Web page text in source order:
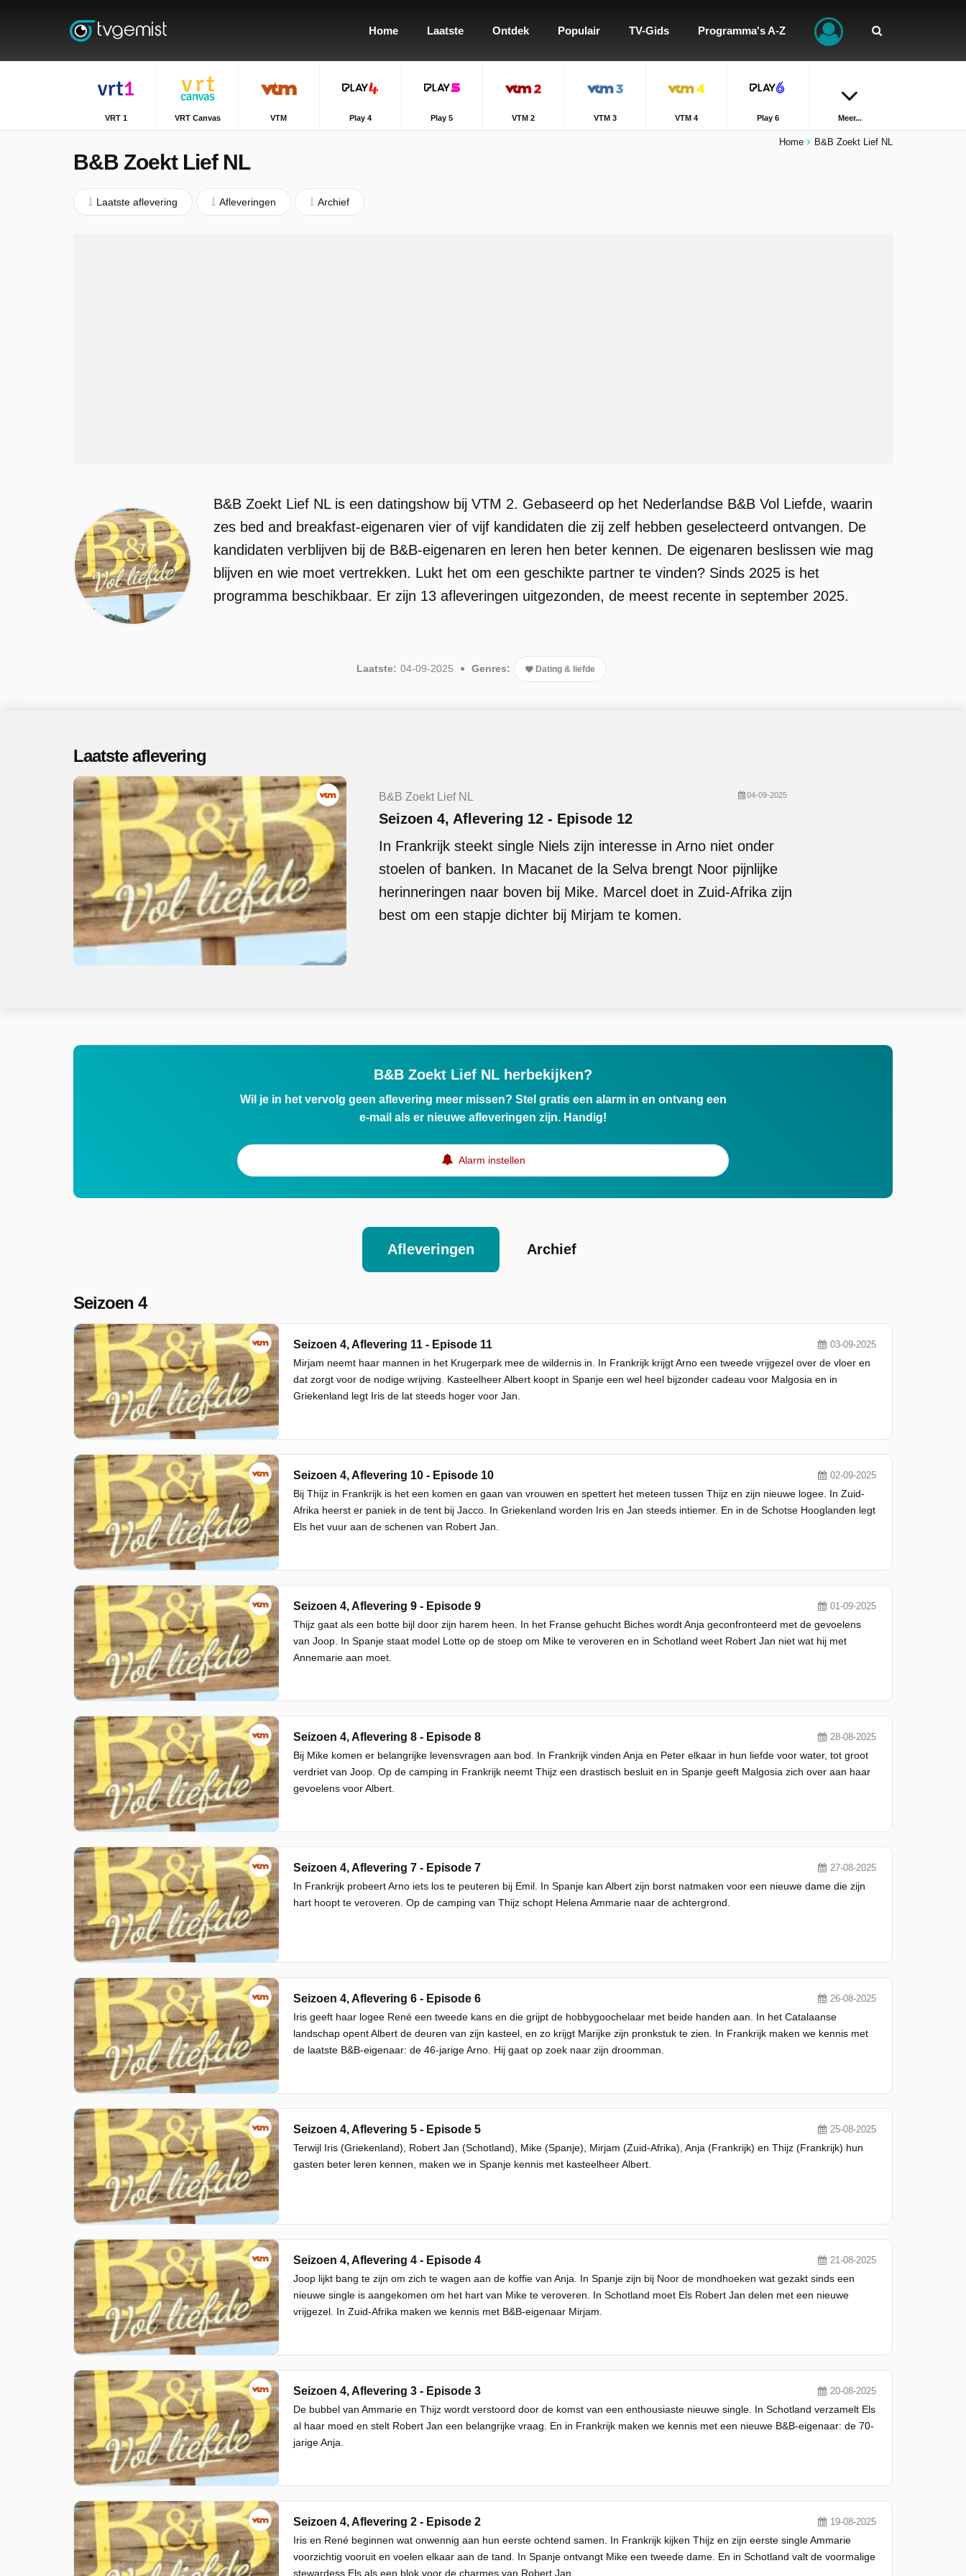
Home Laatste Ontdek Populair TV-Gids Programma's A-Z
VRT 1 VRT Canvas VTM Play 4 Play 5 VTM 2 VTM 3 VTM 4 Play 6 Meer...
Home B&B Zoekt Lief NL
B&B Zoekt Lief NL
Laatste aflevering Afleveringen Archief
B&B Zoekt Lief NL is een datingshow bij VTM 2. Gebaseerd op het Nederlandse B&B Vol Liefde, waarin
zes bed and breakfast-eigenaren vier of vijf kandidaten die zij zelf hebben geselecteerd ontvangen. De
kandidaten verblijven bij de B&B-eigenaren en leren hen beter kennen. De eigenaren beslissen wie mag
blijven en wie moet vertrekken. Lukt het om een geschikte partner te vinden? Sinds 2025 is het
programma beschikbaar. Er zijn 13 afleveringen uitgezonden, de meest recente in september 2025.
Laatste: 04-09-2025 Genres: Dating & liefde
Laatste aflevering
B&B Zoekt Lief NL 04-09-2025
Seizoen 4, Aflevering 12 - Episode 12
In Frankrijk steekt single Niels zijn interesse in Arno niet onder
stoelen of banken. In Macanet de la Selva brengt Noor pijnlijke
herinneringen naar boven bij Mike. Marcel doet in Zuid-Afrika zijn
best om een stapje dichter bij Mirjam te komen.
B&B Zoekt Lief NL herbekijken?
Wil je in het vervolg geen aflevering meer missen? Stel gratis een alarm in en ontvang een
e-mail als er nieuwe afleveringen zijn. Handig!
Alarm instellen
Afleveringen Archief
Seizoen 4
Seizoen 4, Aflevering 11 - Episode 11 03-09-2025
Mirjam neemt haar mannen in het Krugerpark mee de wildernis in. In Frankrijk krijgt Arno een tweede vrijgezel over de vloer en
dat zorgt voor de nodige wrijving. Kasteelheer Albert koopt in Spanje een wel heel bijzonder cadeau voor Malgosia en in
Griekenland legt Iris de lat steeds hoger voor Jan.
Seizoen 4, Aflevering 10 - Episode 10 02-09-2025
Bij Thijz in Frankrijk is het een komen en gaan van vrouwen en spettert het meteen tussen Thijz en zijn nieuwe logee. In Zuid-
Afrika heerst er paniek in de tent bij Jacco. In Griekenland worden Iris en Jan steeds intiemer. En in de Schotse Hooglanden legt
Els het vuur aan de schenen van Robert Jan.
Seizoen 4, Aflevering 9 - Episode 9 01-09-2025
Thijz gaat als een botte bijl door zijn harem heen. In het Franse gehucht Biches wordt Anja geconfronteerd met de gevoelens
van Joop. In Spanje staat model Lotte op de stoep om Mike te veroveren en in Schotland weet Robert Jan niet wat hij met
Annemarie aan moet.
Seizoen 4, Aflevering 8 - Episode 8 28-08-2025
Bij Mike komen er belangrijke levensvragen aan bod. In Frankrijk vinden Anja en Peter elkaar in hun liefde voor water, tot groot
verdriet van Joop. Op de camping in Frankrijk neemt Thijz een drastisch besluit en in Spanje geeft Malgosia zich over aan haar
gevoelens voor Albert.
Seizoen 4, Aflevering 7 - Episode 7 27-08-2025
In Frankrijk probeert Arno iets los te peuteren bij Emil. In Spanje kan Albert zijn borst natmaken voor een nieuwe dame die zijn
hart hoopt te veroveren. Op de camping van Thijz schopt Helena Ammarie naar de achtergrond.
Seizoen 4, Aflevering 6 - Episode 6 26-08-2025
Iris geeft haar logee René een tweede kans en die grijpt de hobbygoochelaar met beide handen aan. In het Catalaanse
landschap opent Albert de deuren van zijn kasteel, en zo krijgt Marijke zijn pronkstuk te zien. In Frankrijk maken we kennis met
de laatste B&B-eigenaar: de 46-jarige Arno. Hij gaat op zoek naar zijn droomman.
Seizoen 4, Aflevering 5 - Episode 5 25-08-2025
Terwijl Iris (Griekenland), Robert Jan (Schotland), Mike (Spanje), Mirjam (Zuid-Afrika), Anja (Frankrijk) en Thijz (Frankrijk) hun
gasten beter leren kennen, maken we in Spanje kennis met kasteelheer Albert.
Seizoen 4, Aflevering 4 - Episode 4 21-08-2025
Joop lijkt bang te zijn om zich te wagen aan de koffie van Anja. In Spanje zijn bij Noor de mondhoeken wat gezakt sinds een
nieuwe single is aangekomen om het hart van Mike te veroveren. In Schotland moet Els Robert Jan delen met een nieuwe
vrijgezel. In Zuid-Afrika maken we kennis met B&B-eigenaar Mirjam.
Seizoen 4, Aflevering 3 - Episode 3 20-08-2025
De bubbel van Ammarie en Thijz wordt verstoord door de komst van een enthousiaste nieuwe single. In Schotland verzamelt Els
al haar moed en stelt Robert Jan een belangrijke vraag. En in Frankrijk maken we kennis met een nieuwe B&B-eigenaar: de 70-
jarige Anja.
Seizoen 4, Aflevering 2 - Episode 2 19-08-2025
Iris en René beginnen wat onwennig aan hun eerste ochtend samen. In Frankrijk kijken Thijz en zijn eerste single Ammarie
voorzichtig vooruit en voelen elkaar aan de tand. In Spanje ontvangt Mike een tweede dame. En in Schotland valt de voormalige
stewardess Els als een blok voor de charmes van Robert Jan.